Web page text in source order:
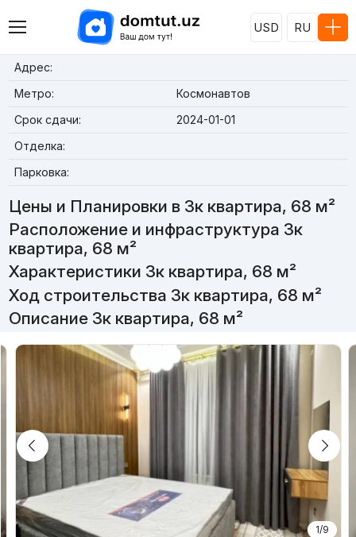
USD RU
Адрес:
Метро:
Космонавтов
Срок сдачи:
2024-01-01
Отделка:
Парковка:
Цены и Планировки в 3к квартира, 68 м²
Расположение и инфраструктура 3к
квартира, 68 м²
Характеристики 3к квартира, 68 м²
Ход строительства 3к квартира, 68 м²
Описание 3к квартира, 68 м²
1/9